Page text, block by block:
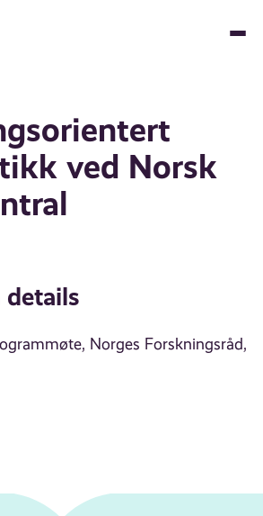
ved Norsk
Norges Forskningsråd,